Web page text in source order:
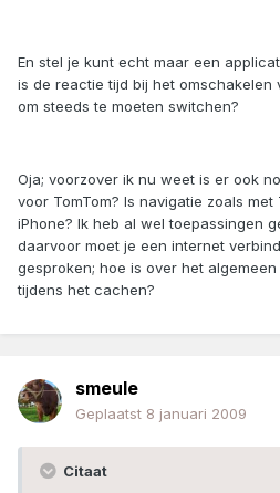
En stel je kunt echt maar een
is de reactie tijd bij het omschakelen
om steeds te moeten switchen?
Oja; voorzover ik nu weet is er ook
voor TomTom? Is navigatie zoals met
iPhone? Ik heb al wel toepassingen
daarvoor moet je een internet
gesproken; hoe is over het
tijdens het cachen?
smeule
Geplaatst 8 januari 2009
Citaat